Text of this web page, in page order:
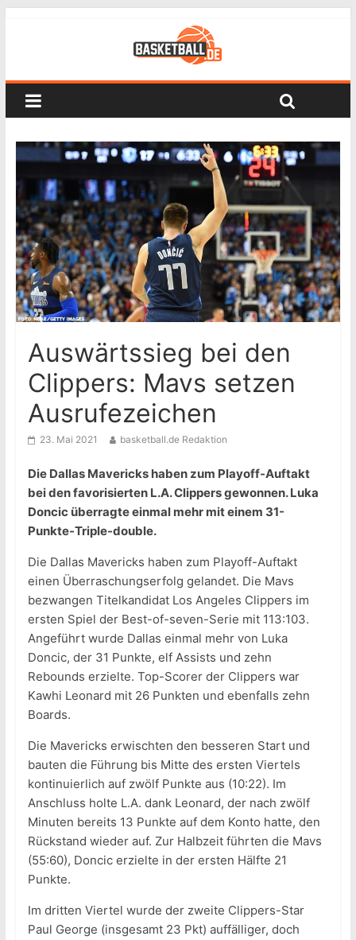
Auswärtssieg bei den
Clippers: Mavs setzen
Ausrufezeichen
23. Mai 2021 basketball.de Redaktion
Die Dallas Mavericks haben zum Playoff-Auftakt
bei den favorisierten L.A. Clippers gewonnen. Luka
Doncic überragte einmal mehr mit einem 31-
Punkte-Triple-double.
Die Dallas Mavericks haben zum Playoff-Auftakt
einen Überraschungserfolg gelandet. Die Mavs
bezwangen Titelkandidat Los Angeles Clippers im
ersten Spiel der Best-of-seven-Serie mit 113:103.
Angeführt wurde Dallas einmal mehr von Luka
Doncic, der 31 Punkte, elf Assists und zehn
Rebounds erzielte. Top-Scorer der Clippers war
Kawhi Leonard mit 26 Punkten und ebenfalls zehn
Boards.
Die Mavericks erwischten den besseren Start und
bauten die Führung bis Mitte des ersten Viertels
kontinuierlich auf zwölf Punkte aus (10:22). Im
Anschluss holte L.A. dank Leonard, der nach zwölf
Minuten bereits 13 Punkte auf dem Konto hatte, den
Rückstand wieder auf. Zur Halbzeit führten die Mavs
(55:60), Doncic erzielte in der ersten Hälfte 21
Punkte.
Im dritten Viertel wurde der zweite Clippers-Star
Paul George (insgesamt 23 Pkt) auffälliger, doch